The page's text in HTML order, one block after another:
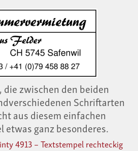
die zwischen den beiden
Schriftarten
aus diesem einfachen
etwas ganz besonderes.
4913 – Textstempel rechteckig